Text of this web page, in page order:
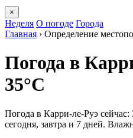
×
Неделя О погоде Города
Главная › Определение
Погода в
35°C
Погода в Карри-ле-Руэ
сегодня, завтра и 7 дней.